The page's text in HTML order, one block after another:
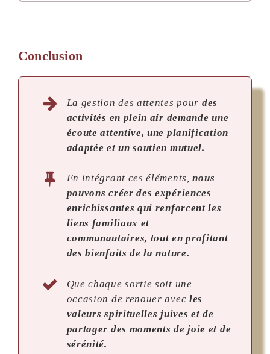
Conclusion
La gestion des attentes pour des
activités en plein air demande une
écoute attentive, une planification
adaptée et un soutien mutuel.
En intégrant ces éléments,nous
pouvons créer des expériences
enrichissantes qui renforcent les
liens familiaux et
communautaires, tout en profitant
des bienfaits de la nature.
Que chaque sortie soit une
occasion de renouer avec les
valeurs spirituelles juives et de
partager des moments de joie et de
sérénité.